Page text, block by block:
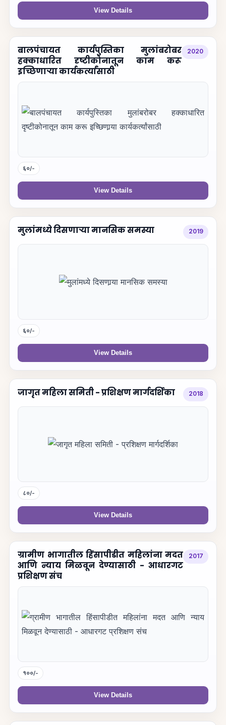
View Details
बालपंचायत कार्यपुस्तिका मुलांबरोबर
हक्काधारित दृष्टीकोनातून काम करू
इच्छिणार्‍या कार्यकर्त्यांसाठी
2020
६०/-
View Details
मुलांमध्ये दिसणार्‍या मानसिक समस्या 2019
६०/-
View Details
जागृत महिला समिती - प्रशिक्षण मार्गदर्शिका 2018
८०/-
View Details
ग्रामीण भागातील हिंसापीडीत महिलांना मदत
आणि न्याय मिळवून देण्यासाठी - आधारगट
प्रशिक्षण संच
2017
१००/-
View Details